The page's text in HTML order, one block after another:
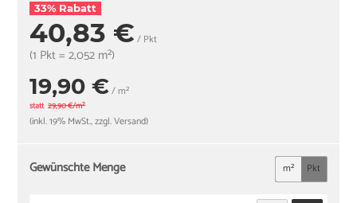
33% Rabatt
40,83 € / Pkt
(1 Pkt = 2,052 m²)
19,90 €/ m²
statt 29,90 €/m²
(inkl. 19% MwSt., zzgl. Versand)
Gewünschte Menge m² Pkt